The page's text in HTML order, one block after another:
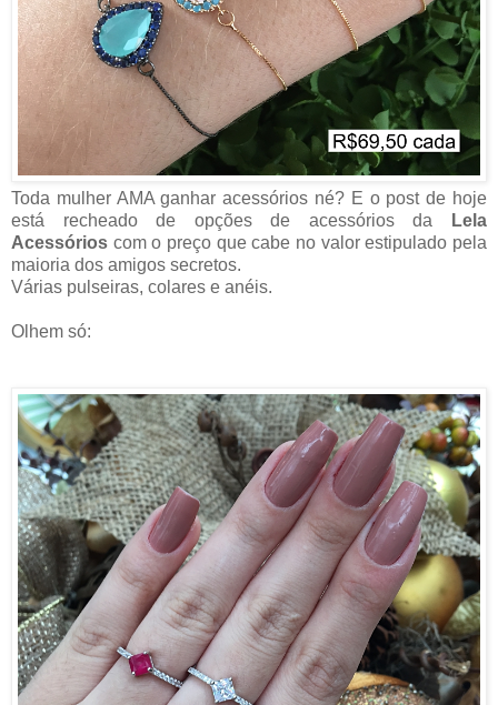
Toda mulher AMA ganhar acessórios né? E o post de hoje
está recheado de opções de acessórios da
Lela
Acessórios com o preço que cabe no valor estipulado pela
maioria dos amigos secretos.
Várias pulseiras, colares e anéis.
Olhem só: